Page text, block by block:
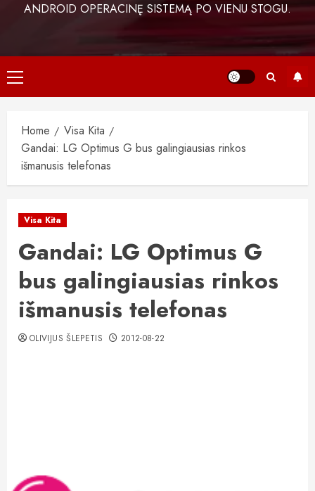
ANDROID OPERACINĘ SISTEMĄ PO VIENU STOGU.
Primary
Menu
Home
Visa Kita
Gandai: LG Optimus G bus galingiausias rinkos
išmanusis telefonas
Visa Kita
Gandai: LG Optimus G
bus galingiausias rinkos
išmanusis telefonas
OLIVIJUS ŠLEPETIS 2012-08-22